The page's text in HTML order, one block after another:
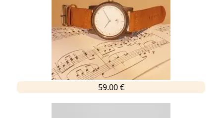
59.00 €